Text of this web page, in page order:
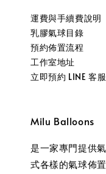
運費與手續費說明
乳膠氣球目錄
預約佈置流程
工作室地址
立即預約 LINE 客服
Milu Balloons
是一家專門提供
式各樣的氣球佈